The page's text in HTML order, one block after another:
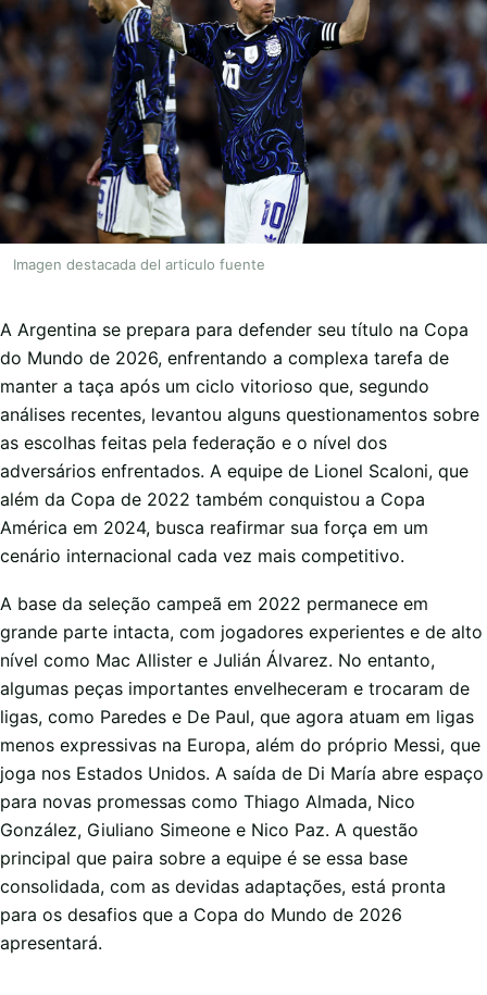
Imagen destacada del articulo fuente
A Argentina se prepara para defender seu título na Copa
do Mundo de 2026, enfrentando a complexa tarefa de
manter a taça após um ciclo vitorioso que, segundo
análises recentes, levantou alguns questionamentos sobre
as escolhas feitas pela federação e o nível dos
adversários enfrentados. A equipe de Lionel Scaloni, que
além da Copa de 2022 também conquistou a Copa
América em 2024, busca reafirmar sua força em um
cenário internacional cada vez mais competitivo.
A base da seleção campeã em 2022 permanece em
grande parte intacta, com jogadores experientes e de alto
nível como Mac Allister e Julián Álvarez. No entanto,
algumas peças importantes envelheceram e trocaram de
ligas, como Paredes e De Paul, que agora atuam em ligas
menos expressivas na Europa, além do próprio Messi, que
joga nos Estados Unidos. A saída de Di María abre espaço
para novas promessas como Thiago Almada, Nico
González, Giuliano Simeone e Nico Paz. A questão
principal que paira sobre a equipe é se essa base
consolidada, com as devidas adaptações, está pronta
para os desafios que a Copa do Mundo de 2026
apresentará.